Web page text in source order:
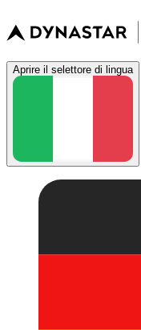
Aprire il selettore di lingua